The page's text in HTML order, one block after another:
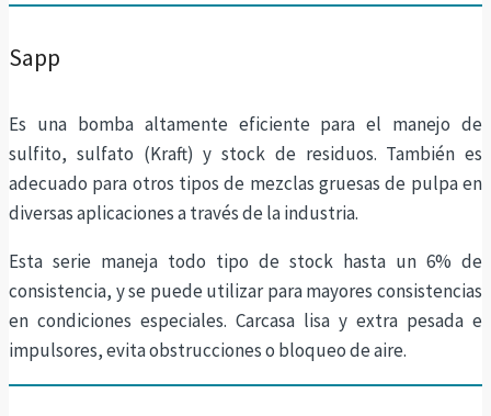
Sapp
Es una bomba altamente eficiente para el manejo de
sulfito, sulfato (Kraft) y stock de residuos. También es
adecuado para otros tipos de mezclas gruesas de pulpa en
diversas aplicaciones a través de la industria.
Esta serie maneja todo tipo de stock hasta un 6% de
consistencia, y se puede utilizar para mayores consistencias
en condiciones especiales. Carcasa lisa y extra pesada e
impulsores, evita obstrucciones o bloqueo de aire.